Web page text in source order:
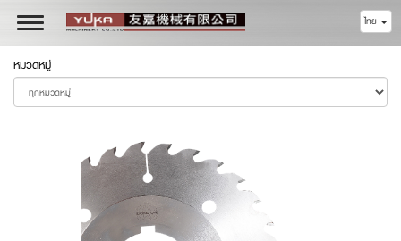
Toggle
navigation
ไทย
หมวดหมู่